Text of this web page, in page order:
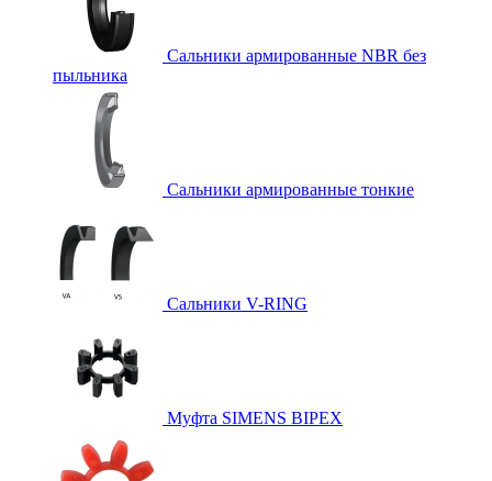
Сальники армированные NBR без
пыльника
Сальники армированные тонкие
Сальники V-RING
Муфта SIMENS BIPEX